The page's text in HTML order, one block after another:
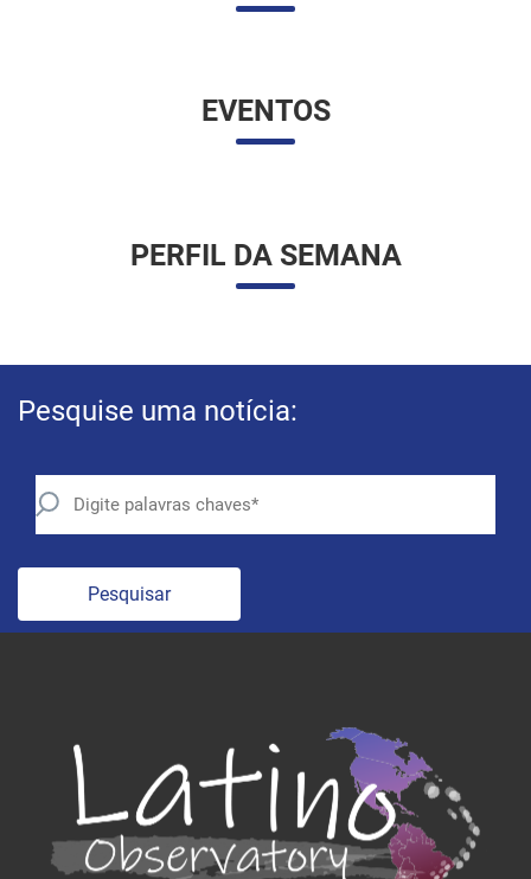
EVENTOS
PERFIL DA SEMANA
Pesquise uma notícia:
Pesquisar